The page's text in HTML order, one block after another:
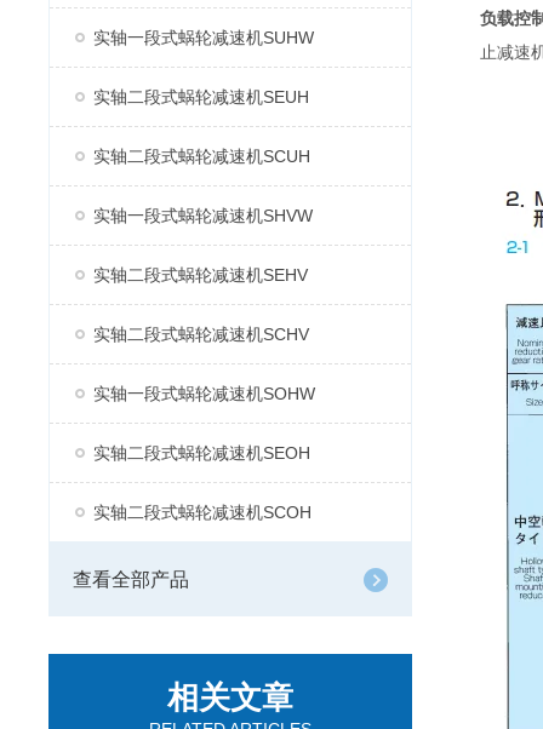
实轴一段式蜗轮减速机SUHW
实轴二段式蜗轮减速机SEUH
实轴二段式蜗轮减速机SCUH
实轴一段式蜗轮减速机SHVW
实轴二段式蜗轮减速机SEHV
实轴二段式蜗轮减速机SCHV
实轴一段式蜗轮减速机SOHW
实轴二段式蜗轮减速机SEOH
实轴二段式蜗轮减速机SCOH
查看全部产品
相关文章
负载控
止减速